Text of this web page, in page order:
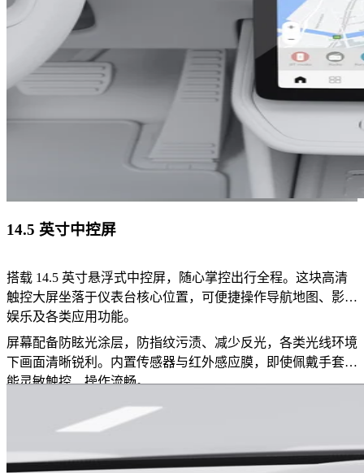
14.5 英寸中控屏
搭载 14.5 英寸悬浮式中控屏，随心掌控出行全程。这块高清
触控大屏坐落于仪表台核心位置，可便捷操作导航地图、影音
娱乐及各类应用功能。
屏幕配备防眩光涂层，防指纹污渍、减少反光，各类光线环境
下画面清晰锐利。内置传感器与红外感应膜，即使佩戴手套也
能灵敏触控、操作流畅。